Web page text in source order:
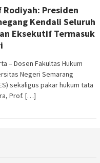
Rodiyah: Presiden
Kendali Seluruh
Eksekutif Termasuk
– Dosen Fakultas Hukum
Negeri Semarang
sekaligus pakar hukum tata
Prof. […]